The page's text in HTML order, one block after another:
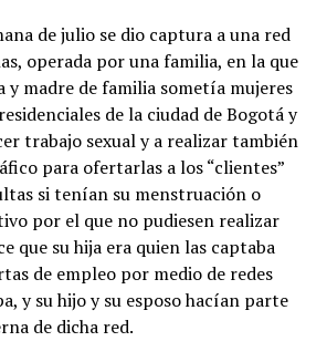
de julio se dio captura a una red
operada por una familia, en la que
y madre de familia sometía mujeres
de la ciudad de Bogotá y
trabajo sexual y a realizar también
para ofertarlas a los “clientes”
si tenían su menstruación o
por el que no pudiesen realizar
que su hija era quien las captaba
de empleo por medio de redes
y su hijo y su esposo hacían parte
de dicha red.